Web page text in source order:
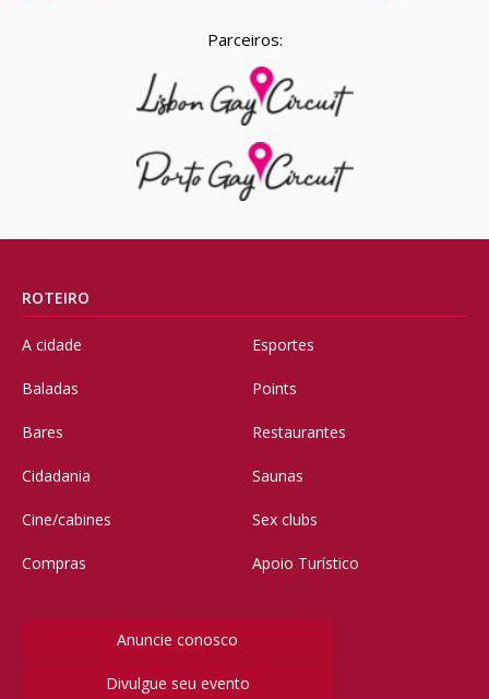
Parceiros:
ROTEIRO
A cidade
Baladas
Bares
Cidadania
Cine/cabines
Compras
Esportes
Points
Restaurantes
Saunas
Sex clubs
Apoio Turístico
Anuncie conosco
Divulgue seu evento